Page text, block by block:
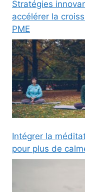
Stratégies
accélérer la
PME
Intégrer la
pour plus de